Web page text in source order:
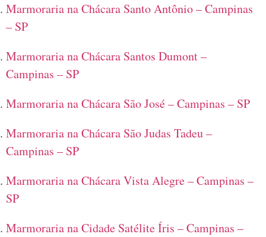
Marmoraria na Chácara Santo Antônio – Campinas
– SP
Marmoraria na Chácara Santos Dumont –
Campinas – SP
Marmoraria na Chácara São José – Campinas – SP
Marmoraria na Chácara São Judas Tadeu –
Campinas – SP
Marmoraria na Chácara Vista Alegre – Campinas –
SP
Marmoraria na Cidade Satélite Íris – Campinas –